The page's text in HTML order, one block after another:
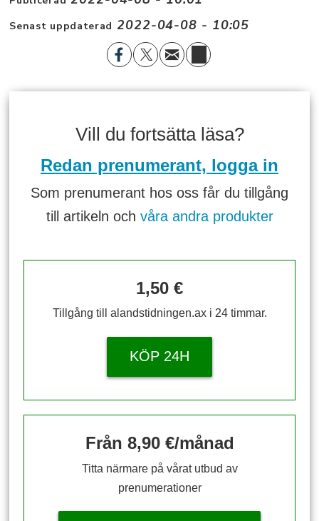
Senast uppdaterad 2022-04-08 - 10:05
Vill du fortsätta läsa?
Redan prenumerant, logga in
Som prenumerant hos oss får du tillgång
till artikeln och våra andra produkter
1,50 €
Tillgång till alandstidningen.ax i 24 timmar.
KÖP 24H
Från 8,90 €/månad
Titta närmare på vårat utbud av
prenumerationer